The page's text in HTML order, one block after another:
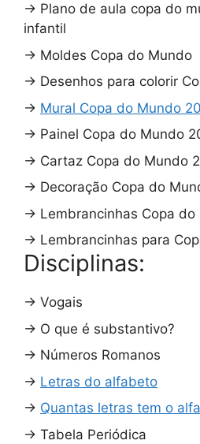
→ Plano de aula copa do
infantil
→ Moldes Copa do Mundo
→ Desenhos para colorir
→ Mural Copa do Mundo
→ Painel Copa do Mundo
→ Cartaz Copa do Mundo
→ Decoração Copa do
→ Lembrancinhas Copa do
→ Lembrancinhas para
Disciplinas:
→ Vogais
→ O que é substantivo?
→ Números Romanos
→ Letras do alfabeto
→ Quantas letras tem o
→ Tabela Periódica